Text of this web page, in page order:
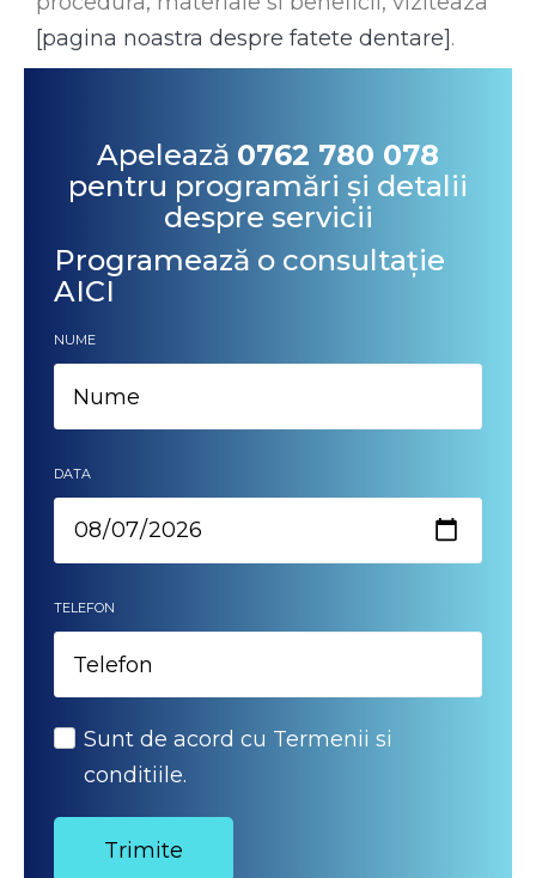
[pagina noastra despre fatete dentare].
Apelează 0762 780 078
pentru programări și detalii
despre servicii
Programează o consultație
AICI
NUME
DATA
TELEFON
Sunt de acord cu Termenii si
conditiile.